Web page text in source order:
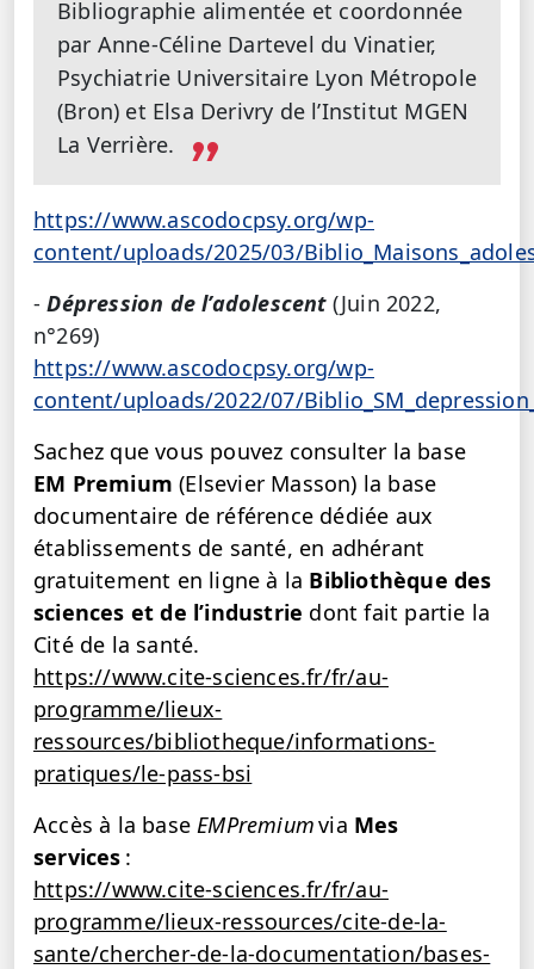
Bibliographie alimentée et coordonnée
par Anne-Céline Dartevel du Vinatier,
Psychiatrie Universitaire Lyon Métropole
(Bron) et Elsa Derivry de l’Institut MGEN
La Verrière.
https://www.ascodocpsy.org/wp-
content/uploads/2025/03/
- Dépression de l’adolescent(Juin 2022,
n°269)
https://www.ascodocpsy.org/wp-
content/uploads/2022/07/
Sachez que vous pouvez consulter la base
EM Premium (Elsevier Masson) la base
documentaire de référence dédiée aux
établissements de santé, en adhérant
gratuitement en ligne à la Bibliothèque des
sciences et de l’industrie dont fait partie la
Cité de la santé.
https://www.cite-sciences.fr/fr/au-
programme/lieux-
ressources/bibliotheque/informations-
pratiques/le-pass-bsi
Accès à la baseEMPremiumvia Mes
services :
https://www.cite-sciences.fr/fr/au-
programme/lieux-ressources/cite-de-la-
sante/chercher-de-la-documentation/bases-